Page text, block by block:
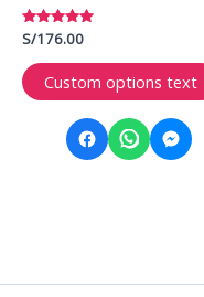
Valorado
con
5.00
de 5
S/176.00
Custom options text